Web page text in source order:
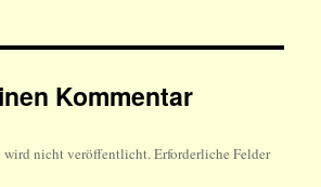
Kommentar
wird nicht veröffentlicht.Erforderliche Felder